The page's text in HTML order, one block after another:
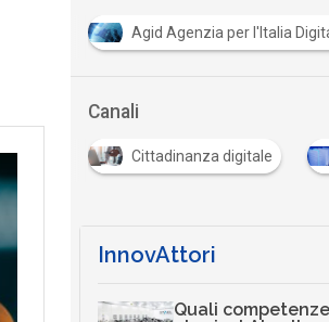
Agid Agenzia per l'Italia
Canali
Cittadinanza digitale
InnovAttori
Quali